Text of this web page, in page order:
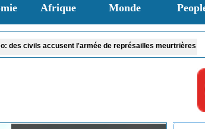
Afrique Monde
accusent l'armée de représailles meurtrières après une